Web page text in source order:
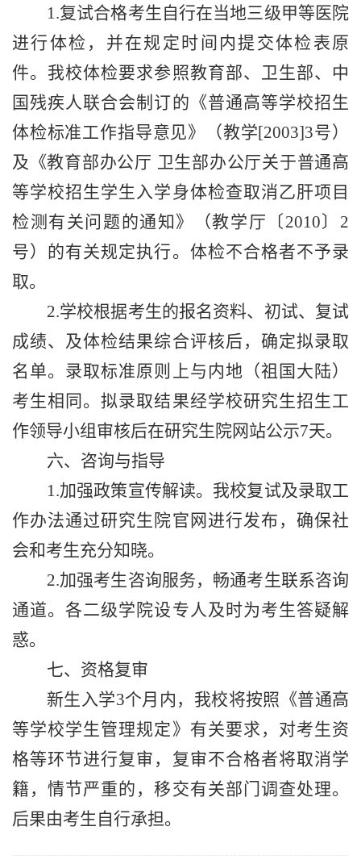
1.复试合格考生自行在当地三级甲等医院
进行体检，并在规定时间内提交体检表原
件。我校体检要求参照教育部、卫生部、中
国残疾人联合会制订的《普通高等学校招生
体检标准工作指导意见》（教学[2003]3号）
及《教育部办公厅 卫生部办公厅关于普通高
等学校招生学生入学身体检查取消乙肝项目
检测有关问题的通知》（教学厅〔 2010〕 2
号）的有关规定执行。体检不合格者不予录
取。
2.学校根据考生的报名资料、初试、复试
成绩、及体检结果综合评核后，确定拟录取
名单。录取标准原则上与内地（祖国大陆）
考生相同。拟录取结果经学校研究生招生工
作领导小组审核后在研究生院网站公示7天。
六、咨询与指导
1.加强政策宣传解读。我校复试及录取工
作办法通过研究生院官网进行发布，确保社
会和考生充分知晓。
2.加强考生咨询服务，畅通考生联系咨询
通道。各二级学院设专人及时为考生答疑解
惑。
七、资格复审
新生入学3个月内，我校将按照《普通高
等学校学生管理规定》有关要求，对考生资
格等环节进行复审，复审不合格者将取消学
籍，情节严重的，移交有关部门调查处理。
后果由考生自行承担。